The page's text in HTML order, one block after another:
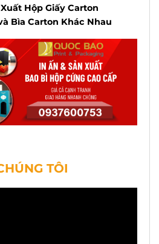
Hộp Giấy Carton
Bìa Carton Khác Nhau
TÔI